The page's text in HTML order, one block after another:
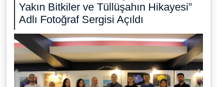
Yakın Bitkiler ve Tüllüşahın Hikayesi”
Adlı Fotoğraf Sergisi Açıldı